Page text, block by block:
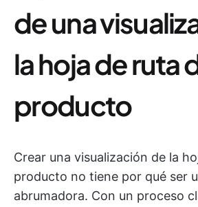
de una
la hoja de ruta
producto
Crear una visualización de la
producto no tiene por qué ser
abrumadora. Con un proceso